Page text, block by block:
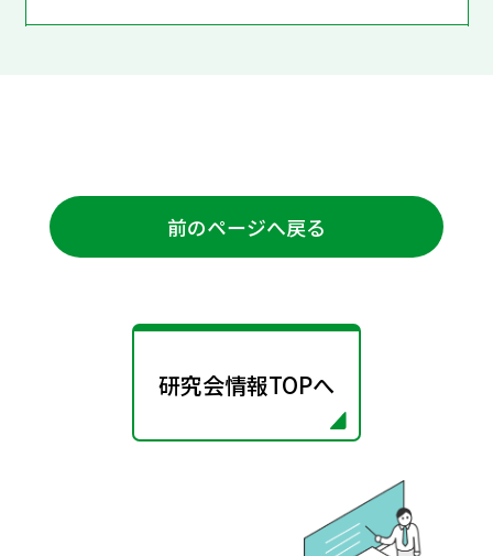
前のページへ戻る
研究会情報TOPへ